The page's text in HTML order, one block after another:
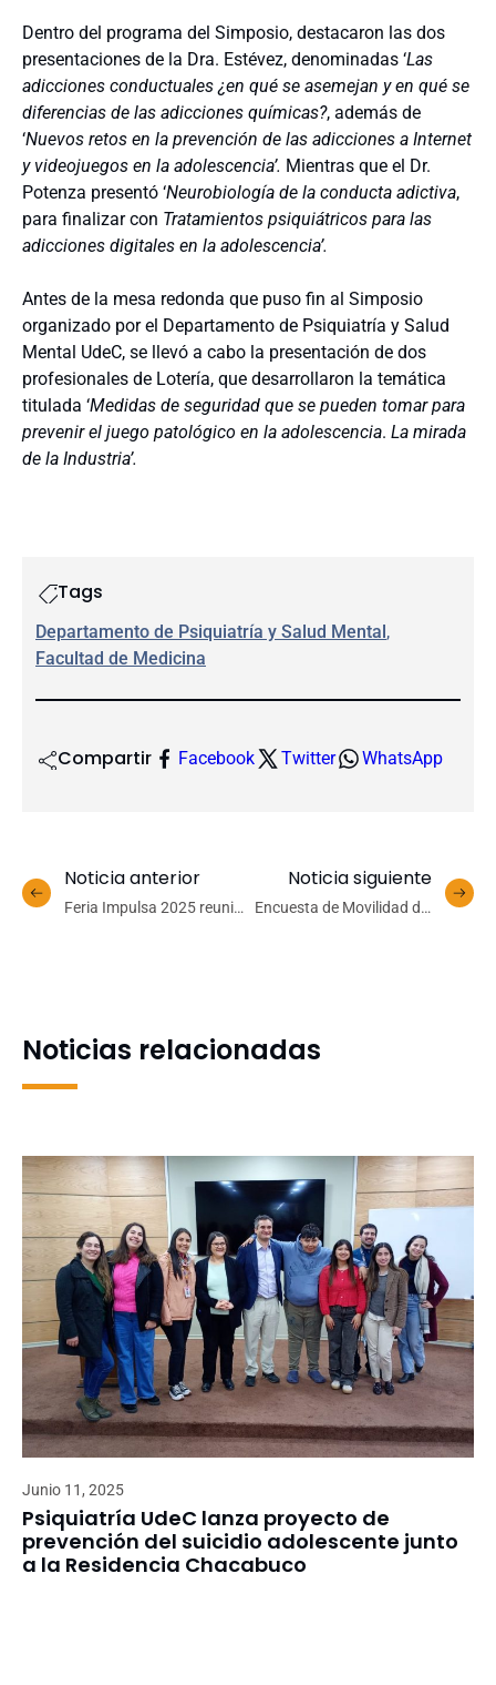
Dentro del programa del Simposio, destacaron las dos
presentaciones de la Dra. Estévez, denominadas ‘Las
adicciones conductuales ¿en qué se asemejan y en qué se
diferencias de las adicciones químicas?, además de
‘Nuevos retos en la prevención de las adicciones a Internet
y videojuegos en la adolescencia’. Mientras que el Dr.
Potenza presentó ‘Neurobiología de la conducta adictiva,
para finalizar con Tratamientos psiquiátricos para las
adicciones digitales en la adolescencia’.
Antes de la mesa redonda que puso fin al Simposio
organizado por el Departamento de Psiquiatría y Salud
Mental UdeC, se llevó a cabo la presentación de dos
profesionales de Lotería, que desarrollaron la temática
titulada ‘Medidas de seguridad que se pueden tomar para
prevenir el juego patológico en la adolescencia. La mirada
de la Industria’.
Tags
Departamento de Psiquiatría y Salud Mental
Facultad de Medicina
Compartir Facebook Twitter WhatsApp
Noticia anterior
Feria Impulsa 2025 reunió
Noticia siguiente
Encuesta de Movilidad del
Noticias relacionadas
Junio 11, 2025
Psiquiatría UdeC lanza proyecto de
prevención del suicidio adolescente junto
a la Residencia Chacabuco